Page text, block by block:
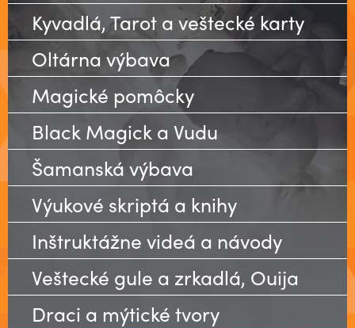
Kyvadlá, Tarot a veštecké karty
Oltárna výbava
Magické pomôcky
Black Magick a Vudu
Šamanská výbava
Výukové skriptá a knihy
Inštruktážne videá a návody
Veštecké gule a zrkadlá, Ouija
Draci a mýtické tvory